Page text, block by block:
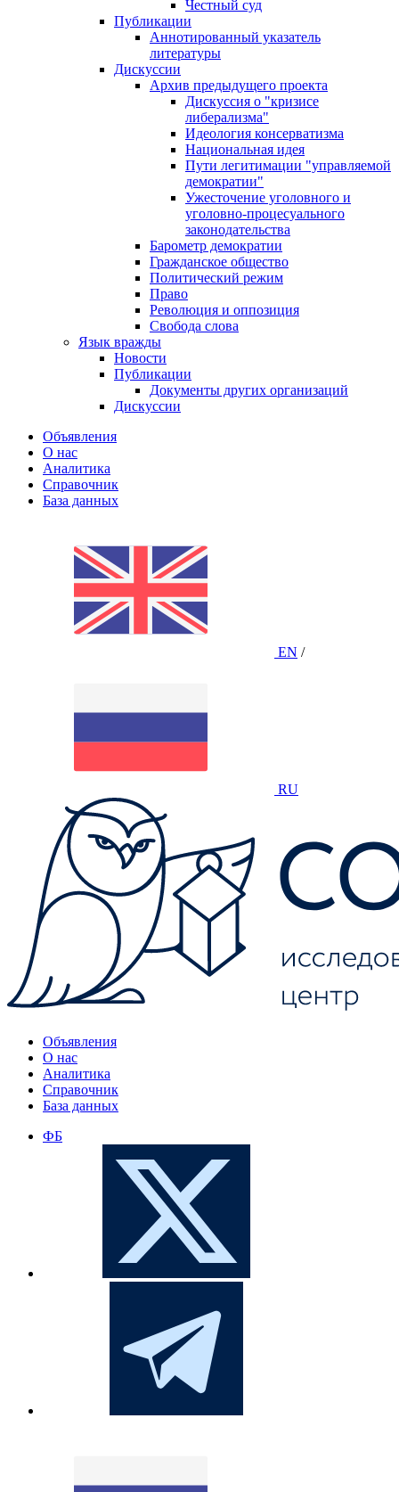
Честный суд
Публикации
Аннотированный указатель
литературы
Дискуссии
Архив предыдущего проекта
Дискуссия о "кризисе
либерализма"
Идеология консерватизма
Национальная идея
Пути легитимации "управляемой
демократии"
Ужесточение уголовного и
уголовно-процесуального
законодательства
Барометр демократии
Гражданское общество
Политический режим
Право
Революция и оппозиция
Свобода слова
Язык вражды
Новости
Публикации
Документы других организаций
Дискуссии
Объявления
О нас
Аналитика
Справочник
База данных
EN /
RU
Объявления
О нас
Аналитика
Справочник
База данных
ФБ